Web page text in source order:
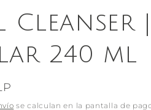
Cleanser
240 ml
se calculan en la pantalla de